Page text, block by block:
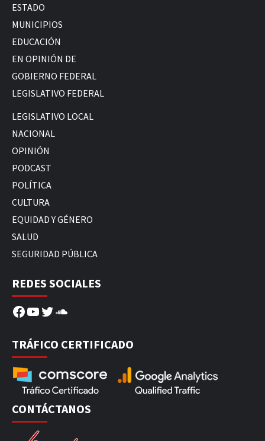
ESTADO
MUNICIPIOS
EDUCACIÓN
EN OPINIÓN DE
GOBIERNO FEDERAL
LEGISLATIVO FEDERAL
LEGISLATIVO LOCAL
NACIONAL
OPINIÓN
PODCAST
POLÍTICA
CULTURA
EQUIDAD Y GÉNERO
SALUD
SEGURIDAD PÚBLICA
REDES SOCIALES
Facebook
YouTube
Twitter
SoundCloud
TRÁFICO CERTIFICADO
CONTÁCTANOS